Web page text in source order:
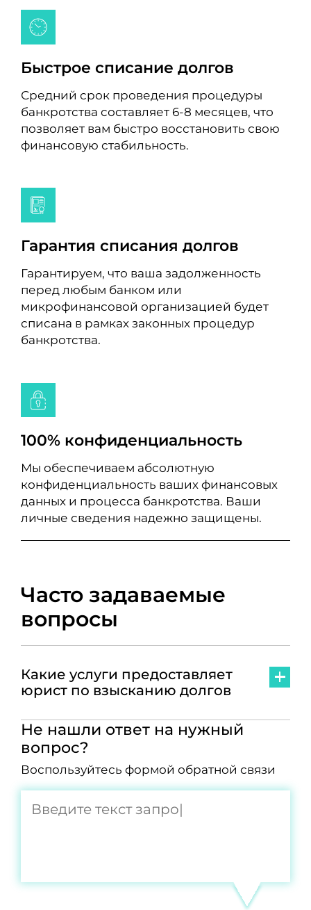
Быстрое списание долгов
Средний срок проведения процедуры
банкротства составляет 6-8 месяцев, что
позволяет вам быстро восстановить свою
финансовую стабильность.
Гарантия списания долгов
Гарантируем, что ваша задолженность
перед любым банком или
микрофинансовой организацией будет
списана в рамках законных процедур
банкротства.
100% конфиденциальность
Мы обеспечиваем абсолютную
конфиденциальность ваших финансовых
данных и процесса банкротства. Ваши
личные сведения надежно защищены.
Часто задаваемые
вопросы
Какие услуги предоставляет
юрист по взысканию долгов
Не нашли ответ на нужный
вопрос?
Воспользуйтесь формой обратной связи